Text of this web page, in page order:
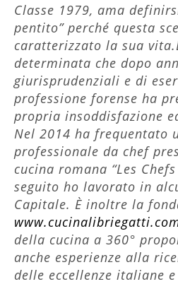
Classe 1979, ama
pentito” perché questa
caratterizzato la sua
determinata che dopo
giurisprudenziali e di
professione forense ha
propria insoddisfazione
Nel 2014 ha frequentato
professionale da chef
cucina romana “Les
seguito ho lavorato in
Capitale. È inoltre la
della cucina a 360°
anche esperienze alla
delle eccellenze italiane